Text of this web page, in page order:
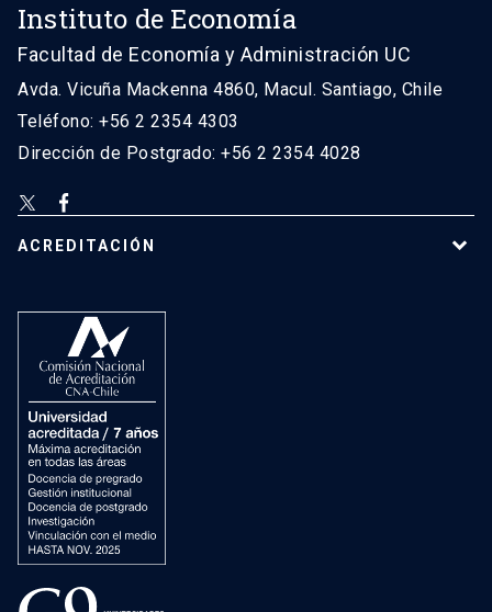
Instituto de Economía
Facultad de Economía y Administración UC
Avda. Vicuña Mackenna 4860, Macul. Santiago, Chile
Teléfono: +56 2 2354 4303
Dirección de Postgrado: +56 2 2354 4028
ACREDITACIÓN